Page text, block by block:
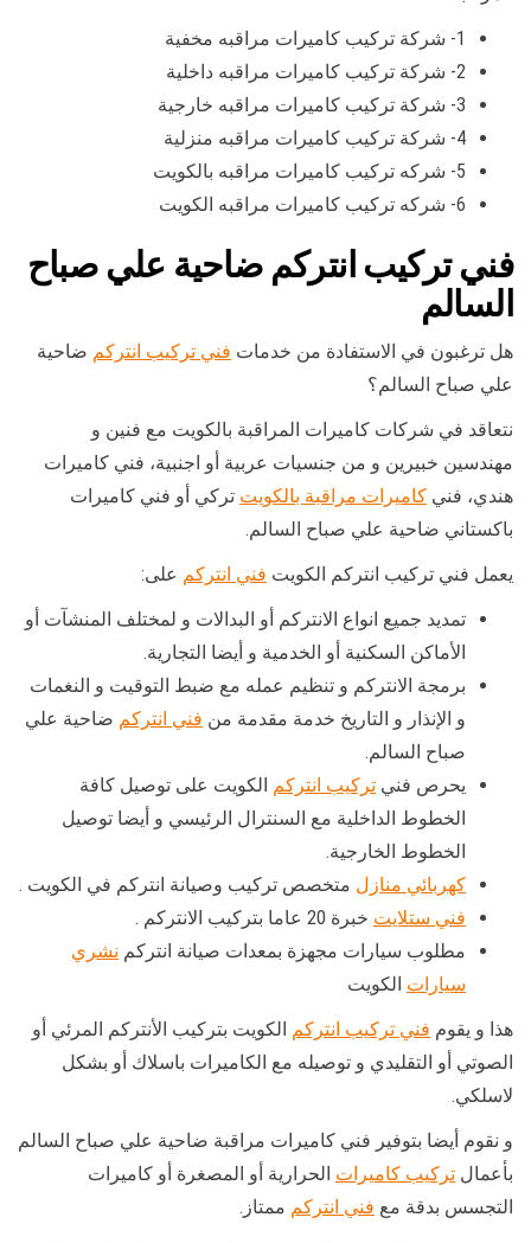
1- شركة تركيب كاميرات مراقبه مخفية
2- شركة تركيب كاميرات مراقبه داخلية
3- شركة تركيب كاميرات مراقبه خارجية
4- شركة تركيب كاميرات مراقبه منزلية
5- شركه تركيب كاميرات مراقبه بالكويت
6- شركه تركيب كاميرات مراقبه الكويت
فني تركيب انتركم ضاحية علي صباح
السالم
هل ترغبون في الاستفادة من خدمات فني تركيب انتركم ضاحية
علي صباح السالم؟
نتعاقد في شركات كاميرات المراقبة بالكويت مع فنين و
مهندسين خبيرين و من جنسيات عربية أو اجنبية، فني كاميرات
هندي، فني كاميرات مراقبة بالكويت تركي أو فني كاميرات
باكستاني ضاحية علي صباح السالم.
يعمل فني تركيب انتركم الكويت فني انتركم على:
تمديد جميع انواع الانتركم أو البدالات و لمختلف المنشآت أو
الأماكن السكنية أو الخدمية و أيضا التجارية.
برمجة الانتركم و تنظيم عمله مع ضبط التوقيت و النغمات
و الإنذار و التاريخ خدمة مقدمة من فني انتركم ضاحية علي
صباح السالم.
يحرص فني تركيب انتركم الكويت على توصيل كافة
الخطوط الداخلية مع السنترال الرئيسي و أيضا توصيل
الخطوط الخارجية.
كهربائي منازل متخصص تركيب وصيانة انتركم في الكويت .
فني ستلايت خبرة 20 عاما بتركيب الانتركم .
مطلوب سيارات مجهزة بمعدات صيانة انتركم نشري
سيارات الكويت
هذا و يقوم فني تركيب انتركم الكويت بتركيب الأنتركم المرئي أو
الصوتي أو التقليدي و توصيله مع الكاميرات باسلاك أو بشكل
لاسلكي.
و نقوم أيضا بتوفير فني كاميرات مراقبة ضاحية علي صباح السالم
بأعمال تركيب كاميرات الحرارية أو المصغرة أو كاميرات
التجسس بدقة مع فني انتركم ممتاز.